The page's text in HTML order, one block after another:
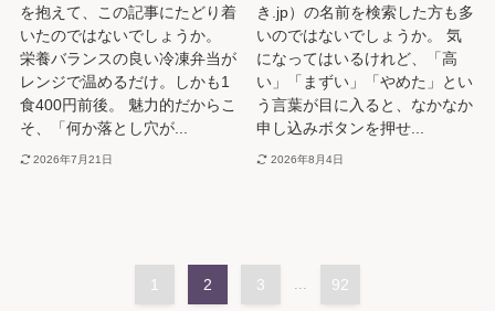
を抱えて、この記事にたどり着
いたのではないでしょうか。
栄養バランスの良い冷凍弁当が
レンジで温めるだけ。しかも1
食400円前後。 魅力的だからこ
そ、「何か落とし穴が...
2026年7月21日
き.jp）の名前を検索した方も多
いのではないでしょうか。 気
になってはいるけれど、「高
い」「まずい」「やめた」とい
う言葉が目に入ると、なかなか
申し込みボタンを押せ...
2026年8月4日
1 2 3 92